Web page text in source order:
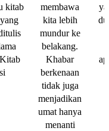
kitab
membawa
kita lebih
mundur ke
belakang.
Khabar
berkenaan
tidak juga
menjadikan
umat hanya
menanti